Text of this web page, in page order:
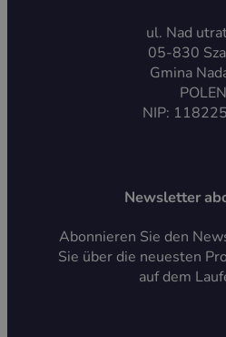
ul. Nad
05-830
Gmina
POLEN
NIP:
Newsletter
Abonnieren Sie den
Sie über die neuesten
auf dem